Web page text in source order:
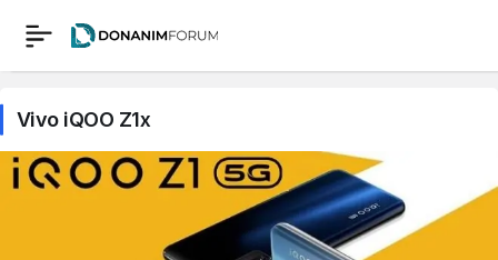
Vivo iQOO Z1x